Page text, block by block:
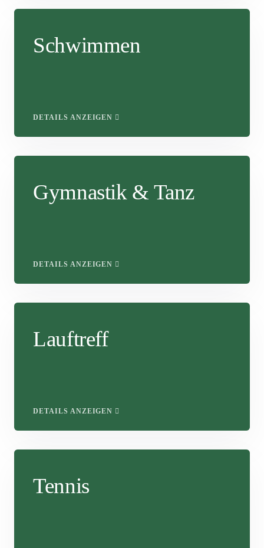
Schwimmen
DETAILS ANZEIGEN
Gymnastik & Tanz
DETAILS ANZEIGEN
Lauftreff
DETAILS ANZEIGEN
Tennis